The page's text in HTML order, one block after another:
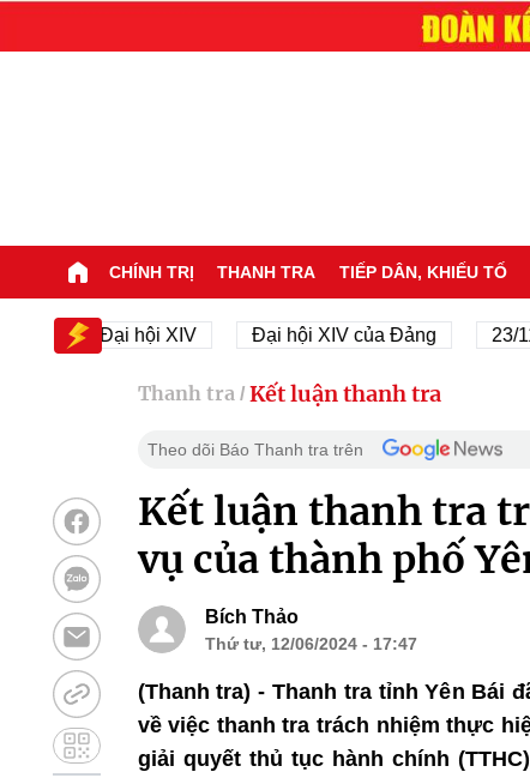
CHÍNH TRỊ THANH TRA TIẾP DÂN, KHIẾU TỐ
Đại hội XIV Đại hội XIV của Đảng 23/11/
Thanh tra / Kết luận thanh tra
Theo dõi Báo Thanh tra trên
Kết luận thanh tra
vụ của thành phố
Bích Thảo
Thứ tư, 12/06/2024 - 17:47
(Thanh tra) - Thanh tra tỉnh Yên Bái
về việc thanh tra trách nhiệm thực
giải quyết thủ tục hành chính